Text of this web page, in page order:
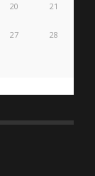
20 21
27 28